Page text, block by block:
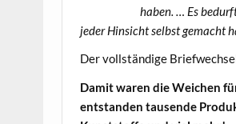
haben. … Es
jeder Hinsicht selbst gemacht
Der vollständige
Damit waren die Weichen
entstanden tausende